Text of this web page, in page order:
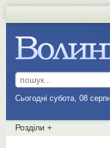
Сьогодні субота, 08
Розділи +